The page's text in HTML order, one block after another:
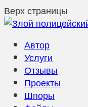
Верх страницы
Автор
Услуги
Отзывы
Проекты
Шпоры